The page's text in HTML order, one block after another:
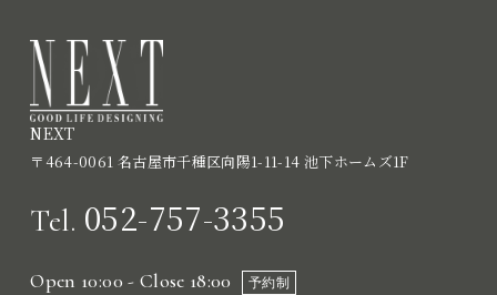
NEXT
〒464-0061 名古屋市千種区向陽1-11-14 池下ホームズ1F
Tel. 052-757-3355
Open 10:00 - Close 18:00 予約制